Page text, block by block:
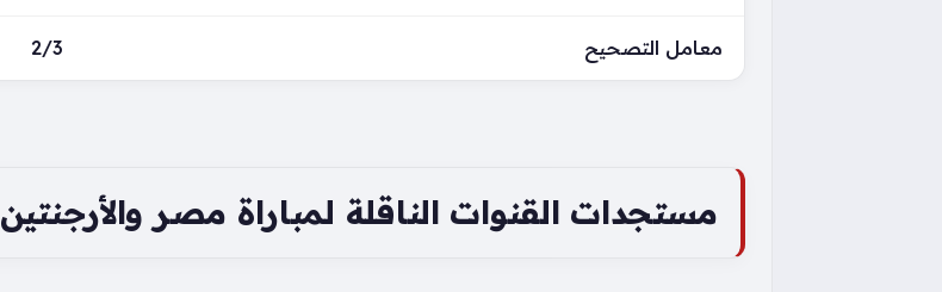
معامل التصحيح 2/3
مستجدات القنوات الناقلة لمباراة مصر والأرجنتين